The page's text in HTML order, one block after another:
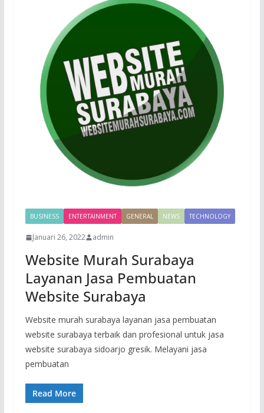
BUSINESS ENTERTAINMENT GENERAL NEWS TECHNOLOGY
Januari 26, 2022 admin
Website Murah Surabaya
Layanan Jasa Pembuatan
Website Surabaya
Website murah surabaya layanan jasa pembuatan
website surabaya terbaik dan profesional untuk jasa
website surabaya sidoarjo gresik. Melayani jasa
pembuatan
Read More